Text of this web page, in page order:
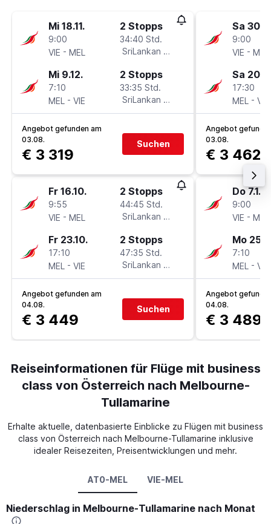
Mi 18.11.
9:00
VIE - MEL
2 Stopps
34:40 Std.
SriLankan Airlines
Mi 9.12.
7:10
MEL - VIE
2 Stopps
33:35 Std.
SriLankan Airlines
Angebot gefunden am
03.08.
€ 3 319
Suchen
Fr 16.10.
9:55
VIE - MEL
2 Stopps
44:45 Std.
SriLankan Airlines
Fr 23.10.
17:10
MEL - VIE
2 Stopps
47:35 Std.
SriLankan Airlines
Angebot gefunden am
04.08.
€ 3 449
Suchen
Sa 30.1.
9:00
VIE - MEL
Sa 20.2.
17:30
MEL - VIE
Angebot
03.08.
€ 3 462
Do 7.1.
9:00
VIE - MEL
Mo 25.1.
7:10
MEL - VIE
Angebot
04.08.
€ 3 489
Reiseinformationen für Flüge mit business
class von Österreich nach Melbourne-
Tullamarine
Erhalte aktuelle, datenbasierte Einblicke zu Flügen mit business
class von Österreich nach Melbourne-Tullamarine inklusive
idealer Reisezeiten, Preisentwicklungen und mehr.
AT0-MEL VIE-MEL
Niederschlag in Melbourne-Tullamarine nach Monat